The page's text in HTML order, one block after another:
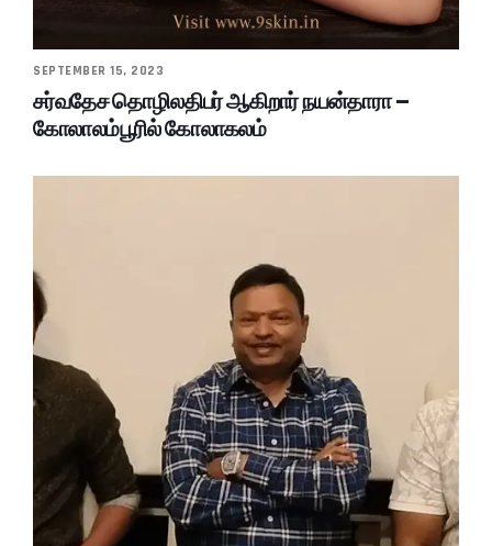
SEPTEMBER 15, 2023
சர்வதேச தொழிலதிபர் ஆகிறார் நயன்தாரா –
கோலாலம்பூரில் கோலாகலம்